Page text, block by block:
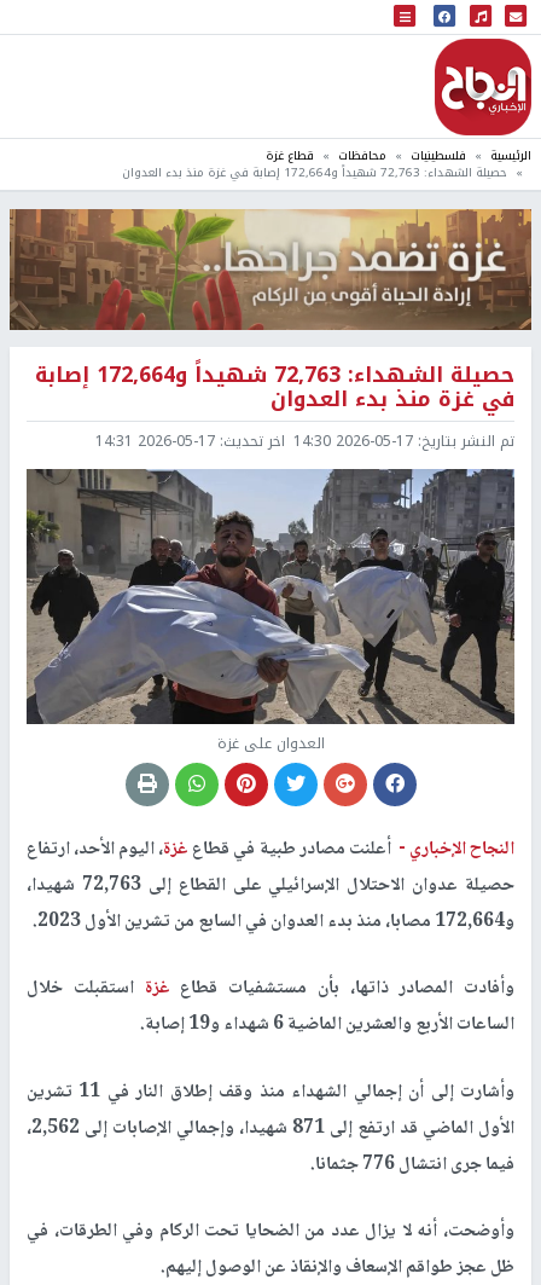
البث المباشر
إذاعة النجاح
الرئيسية فلسطينيات محافظات قطاع غزة
حصيلة الشهداء: 72,763 شهيداً و172,664 إصابة في غزة منذ بدء العدوان
حصيلة الشهداء: 72,763 شهيداً و172,664 إصابة
في غزة منذ بدء العدوان
تم النشر بتاريخ: 2026-05-17 14:30 اخر تحديث: 2026-05-17 14:31
العدوان على غزة
النجاح الإخباري - أعلنت مصادر طبية في قطاعغزة، اليوم الأحد، ارتفاع
حصيلة عدوان الاحتلال الإسرائيلي على القطاع إلى 72,763 شهيدا،
و172,664 مصابا، منذ بدء العدوان في السابع من تشرين الأول 2023.
وأفادت المصادر ذاتها، بأن مستشفيات قطاع غزة استقبلت خلال
الساعات الأربع والعشرين الماضية 6 شهداء و19 إصابة.
وأشارت إلى أن إجمالي الشهداء منذ وقف إطلاق النار في 11 تشرين
الأول الماضي قد ارتفع إلى 871 شهيدا، وإجمالي الإصابات إلى 2,562،
فيما جرى انتشال 776 جثمانا.
وأوضحت، أنه لا يزال عدد من الضحايا تحت الركام وفي الطرقات، في
ظل عجز طواقم الإسعاف والإنقاذ عن الوصول إليهم.